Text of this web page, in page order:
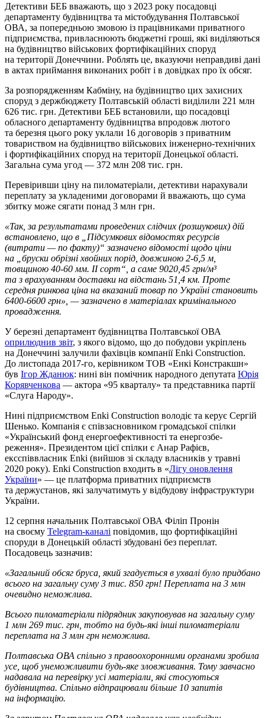
Детективи БЕБ вважають, що з 2023 року посадовці
департаменту будівництва та містобудування Полтавської
ОВА, за попередньою змовою із працівниками приватного
підприємства, привласнюють бюджетні гроші, які виділяються
на будівництво військових фортифікаційних споруд
на території Донеччини. Роблять це, вказуючи неправдиві дані
в актах приймання виконаних робіт і в довідках про їх обсяг.
За розпорядженням Кабміну, на будівництво цих захисних
споруд з держбюджету Полтавській області виділили 221 млн
626 тис. грн. Детективи БЕБ встановили, що посадовці
обласного департаменту будівництва впродовж лютого
та березня цього року уклали 16 договорів з приватним
товариством на будівництво військових інженерно-технічних
і фортифікаційних споруд на території Донецької області.
Загальна сума угод — 372 млн 208 тис. грн.
Перевіривши ціну на пиломатеріали, детективи нарахували
переплату за укладеними договорами й вважають, що сума
збитку може сягати понад 3 млн грн.
«Так, за результатами проведених слідчих (розшукових) дій
встановлено, що в „Підсумкових відомостях ресурсів
(витрати — по факту)“ зазначено відомості щодо ціни
на „бруски обрізні хвойних порід, довжиною 2-6,5 м,
товщиною 40-60 мм. II сорт“, а саме 9020,45 грн/м³
та з врахуванням доставки на відстань 51,4 км. Проте
середня ринкова ціна на вказаний товар по Україні становить
6400-6600 грн», — зазначено в матеріалах кримінального
провадження.
У березні департамент будівництва Полтавської ОВА
оприлюднив звіт, з якого відомо, що до побудови укріплень
на Донеччині залучили фахівців компанії Enki Construction.
До листопада 2017-го, керівником ТОВ «Енкі Констракшн»
був Ігор Жданюк: нині він помічник народного депутата Юрія
Корявченкова — актора «95 кварталу» та представника партії
«Слуга Народу».
Нині підприємством Enki Construction володіє та керує Сергій
Шенько. Компанія є співзасновником громадської спілки
«Український фонд енергоефе­ктивності та енергозбе­
реження». Президентом цієї спілки є Анар Рафієв,
ексспіввласник Enki (вийшов зі складу власників у травні
2020 року). Enki Construction входить в «Лігу оновлення
України» — це платформа приватних підприємств
та держустанов, які залучатимуть у відбудову інфраструктури
України.
12 серпня начальник Полтавської ОВА Філіп Пронін
на своєму Telegram-каналі повідомив, що фортифікаційні
споруди в Донецькій області збудовані без переплат.
Посадовець зазначив:
«Загальний обсяг бруса, який згадується в ухвалі було придбано
всього на загальну суму 3 тис. 850 грн! Переплата на 3 млн
очевидно неможлива.
Всього пиломатеріали підрядник закуповував на загальну суму
1 млн 269 тис. грн, тобто на будь-які інші пиломатеріали
переплата на 3 млн грн неможлива.
Полтавська ОВА спільно з правоохоронними органами зробила
усе, щоб унеможливити будь-яке зловживання. Тому завчасно
надавала на перевірку усі матеріали, які стосуються
будівництва. Спільно відпрацювали більше 10 запитів
на інформацію.